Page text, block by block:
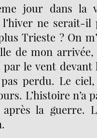
jour dans la
ne serait-il
Trieste ? On
de mon
le vent devant
perdu. Le
L’histoire n’a
après la guerre.